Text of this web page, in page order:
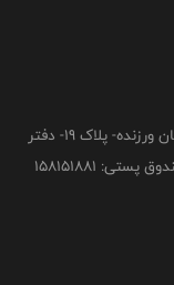
تهران- میدان هفت تیر- خیابان مفتح جنوبی- خیابان ورزنده- پلاک 19- دفتر
158151881